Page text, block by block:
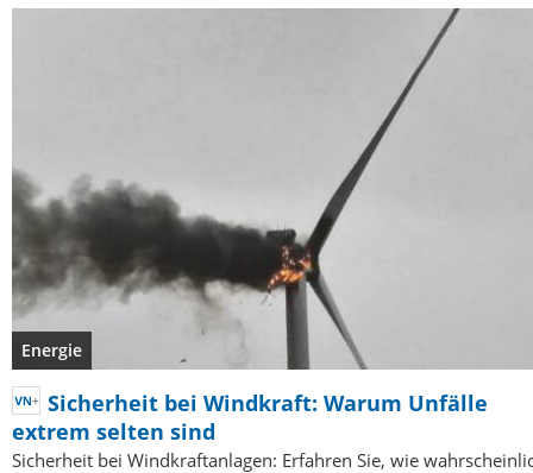
Energie
Sicherheit bei Windkraft: Warum Unfälle
extrem selten sind
Sicherheit bei Windkraftanlagen: Erfahren Sie, wie